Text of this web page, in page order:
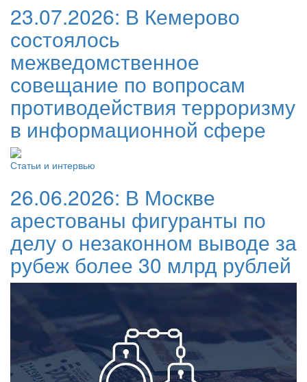
23.07.2026: В Кемерово
состоялось
межведомственное
совещание по вопросам
противодействия терроризму
в информационной сфере
Статьи и интервью
26.06.2026: В Москве
арестованы фигуранты по
делу о незаконном выводе за
рубеж более 30 млрд рублей